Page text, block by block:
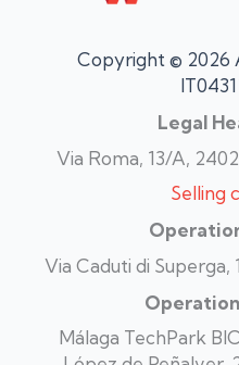
Copyright © 2026
Legal
Via Roma, 13/A,
Selling
Via Caduti di Superga,
Málaga TechPark